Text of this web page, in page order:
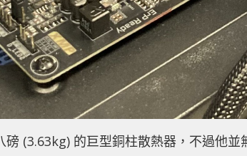
磅 (3.63kg) 的巨型銅柱散熱器，不過他並